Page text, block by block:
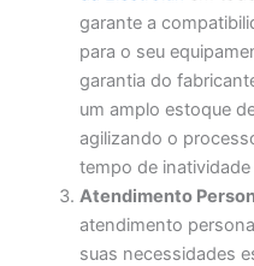
garante a
para o seu
garantia do
um amplo estoque
agilizando o
tempo de
Atendimento
atendimento
suas necessidades